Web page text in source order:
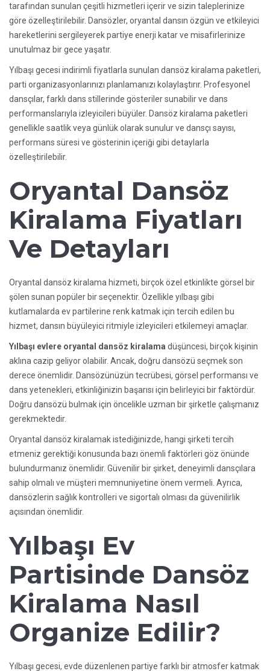
tarafından sunulan çeşitli hizmetleri içerir ve sizin taleplerinize
göre özelleştirilebilir. Dansözler, oryantal dansın özgün ve etkileyici
hareketlerini sergileyerek partiye enerji katar ve misafirlerinize
unutulmaz bir gece yaşatır.
Yılbaşı gecesi indirimli fiyatlarla sunulan dansöz kiralama paketleri,
parti organizasyonlarınızı planlamanızı kolaylaştırır. Profesyonel
dansçılar, farklı dans stillerinde gösteriler sunabilir ve dans
performanslarıyla izleyicileri büyüler. Dansöz kiralama paketleri
genellikle saatlik veya günlük olarak sunulur ve dansçı sayısı,
performans süresi ve gösterinin içeriği gibi detaylarla
özelleştirilebilir.
Oryantal Dansöz
Kiralama Fiyatları
Ve Detayları
Oryantal dansöz kiralama hizmeti, birçok özel etkinlikte görsel bir
şölen sunan popüler bir seçenektir. Özellikle yılbaşı gibi
kutlamalarda ev partilerine renk katmak için tercih edilen bu
hizmet, dansın büyüleyici ritmiyle izleyicileri etkilemeyi amaçlar.
Yılbaşı evlere oryantal dansöz kiralama düşüncesi, birçok kişinin
aklına cazip geliyor olabilir. Ancak, doğru dansözü seçmek son
derece önemlidir. Dansözünüzün tecrübesi, görsel performansı ve
dans yetenekleri, etkinliğinizin başarısı için belirleyici bir faktördür.
Doğru dansözü bulmak için öncelikle uzman bir şirketle çalışmanız
gerekmektedir.
Oryantal dansöz kiralamak istediğinizde, hangi şirketi tercih
etmeniz gerektiği konusunda bazı önemli faktörleri göz önünde
bulundurmanız önemlidir. Güvenilir bir şirket, deneyimli dansçılara
sahip olmalı ve müşteri memnuniyetine önem vermeli. Ayrıca,
dansözlerin sağlık kontrolleri ve sigortalı olması da güvenilirlik
açısından önemlidir.
Yılbaşı Ev
Partisinde Dansöz
Kiralama Nasıl
Organize Edilir?
Yılbaşı gecesi, evde düzenlenen partiye farklı bir atmosfer katmak